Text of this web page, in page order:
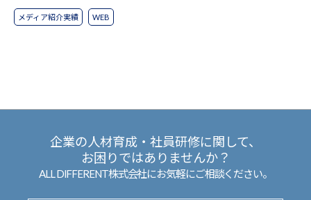
メディア紹介実績 WEB
企業の人材育成・社員研修に関して、
お困りではありませんか？
ALL DIFFERENT株式会社にお気軽にご相談ください。